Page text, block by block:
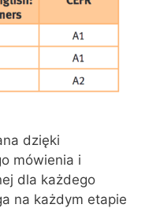
dzięki
mówienia i
dla każdego
na każdym etapie